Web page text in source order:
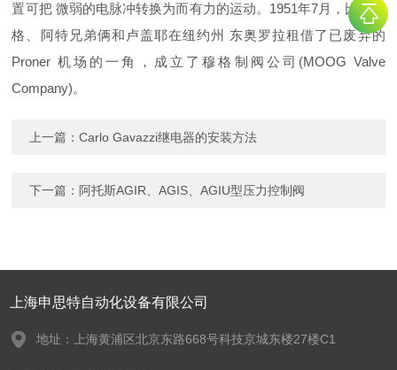
置可把 微弱的电脉冲转换为而有力的运动。1951年7月，比尔穆
格、阿特兄弟俩和卢盖耶在纽约州 东奥罗拉租借了已废弃的
Proner 机场的一角，成立了穆格制阀公司(MOOG Valve
Company)。
上一篇：Carlo Gavazzi继电器的安装方法
下一篇： 阿托斯AGIR、AGIS、AGIU型压力控制阀
上海申思特自动化设备有限公司
地址：上海黄浦区北京东路668号科技京城东楼27楼C1